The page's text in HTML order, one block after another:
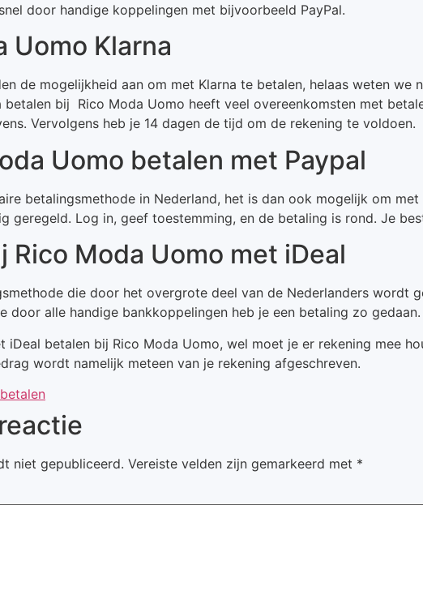
door handige koppelingen met bijvoorbeeld PayPal.
Uomo Klarna
de mogelijkheid aan om met Klarna te betalen, helaas weten
betalen bij Rico Moda Uomo heeft veel overeenkomsten met
Vervolgens heb je 14 dagen de tijd om de rekening te voldoen.
Uomo betalen met Paypal
betalingsmethode in Nederland, het is dan ook mogelijk om
geregeld. Log in, geef toestemming, en de betaling is rond. Je
Rico Moda Uomo met iDeal
die door het overgrote deel van de Nederlanders wordt
door alle handige bankkoppelingen heb je een betaling zo gedaan.
iDeal betalen bij Rico Moda Uomo, wel moet je er rekening mee
wordt namelijk meteen van je rekening afgeschreven.
niet gepubliceerd. Vereiste velden zijn gemarkeerd met *